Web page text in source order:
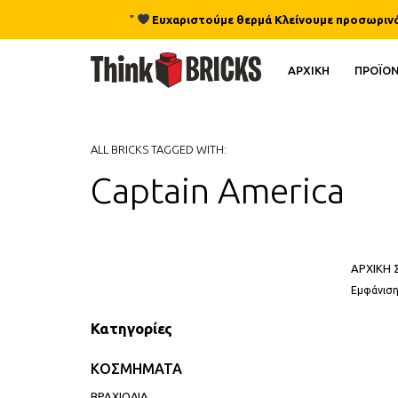
" Ευχαριστούμε θερμά Κλείνουμε
ΑΡΧΙΚΗ
ALL BRICKS TAGGED WITH:
Captain America
Κατηγορίες
ΚΟΣΜΗΜΑΤΑ
ΑΡΧΙΚΗ